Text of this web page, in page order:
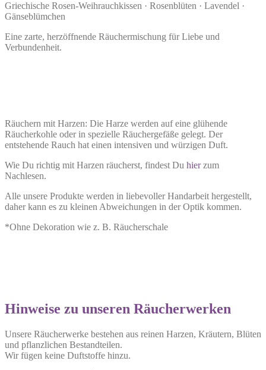
Griechische Rosen-Weihrauchkissen · Rosenblüten · Lavendel ·
Gänseblümchen
Eine zarte, herzöffnende Räuchermischung für Liebe und
Verbundenheit.
Räuchern mit Harzen: Die Harze werden auf eine glühende
Räucherkohle oder in spezielle Räuchergefäße gelegt. Der
entstehende Rauch hat einen intensiven und würzigen Duft.
Wie Du richtig mit Harzen räucherst, findest Du hierzum
Nachlesen.
Alle unsere Produkte werden in liebevoller Handarbeit hergestellt,
daher kann es zu kleinen Abweichungen in der Optik kommen.
*Ohne Dekoration wie z. B. Räucherschale
Hinweise zu unseren Räucherwerken
Unsere Räucherwerke bestehen aus reinen Harzen, Kräutern, Blüten
und pflanzlichen Bestandteilen.
Wir fügen keine Duftstoffe hinzu.